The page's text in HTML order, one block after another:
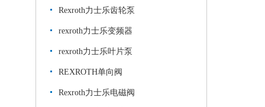
Rexroth力士乐齿轮泵
rexroth力士乐变频器
rexroth力士乐叶片泵
REXROTH单向阀
Rexroth力士乐电磁阀